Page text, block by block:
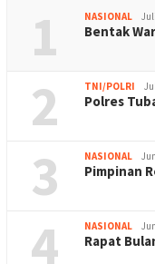
1 NASIONAL
Bentak
2 TNI/POLRI
Polres
3 NASIONAL
Pimpinan
4 NASIONAL
Rapat